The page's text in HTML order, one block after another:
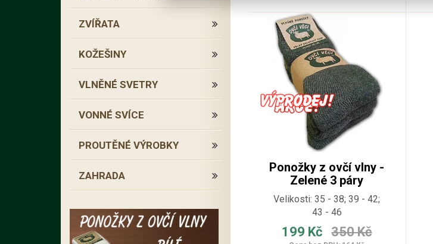
ZVÍŘATA
KOŽEŠINY
VLNĚNÉ SVETRY
VONNÉ SVÍCE
PROUTĚNÉ VÝROBKY
ZAHRADA
Ponožky z ovčí vlny -
Zelené 3 páry
Velikosti: 35 - 38; 39 - 42;
43 - 46
199 Kč 350 Kč